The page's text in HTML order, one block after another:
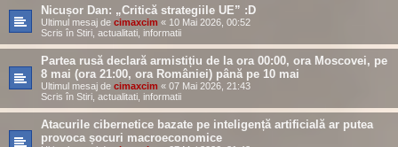
Nicușor Dan: „Critică strategiile UE” :D
Ultimul mesaj de cimaxcim « 10 Mai 2026, 00:52
Scris în Stiri, actualitati, informatii
Partea rusă declară armistițiu de la ora 00:00, ora Moscovei, pe
8 mai (ora 21:00, ora României) până pe 10 mai
Ultimul mesaj de cimaxcim « 07 Mai 2026, 21:43
Scris în Stiri, actualitati, informatii
Atacurile cibernetice bazate pe inteligență artificială ar putea
provoca șocuri macroeconomice